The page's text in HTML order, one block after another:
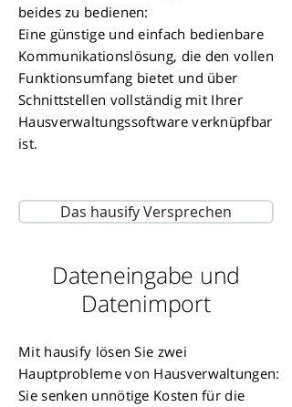
beides zu bedienen:
Eine günstige und einfach bedienbare
Kommunikationslösung, die den vollen
Funktionsumfang bietet und über
Schnittstellen vollständig mit Ihrer
Hausverwaltungssoftware verknüpfbar
ist.
Das hausify Versprechen
Dateneingabe und
Datenimport
Mit hausify lösen Sie zwei
Hauptprobleme von Hausverwaltungen:
Sie senken unnötige Kosten für die